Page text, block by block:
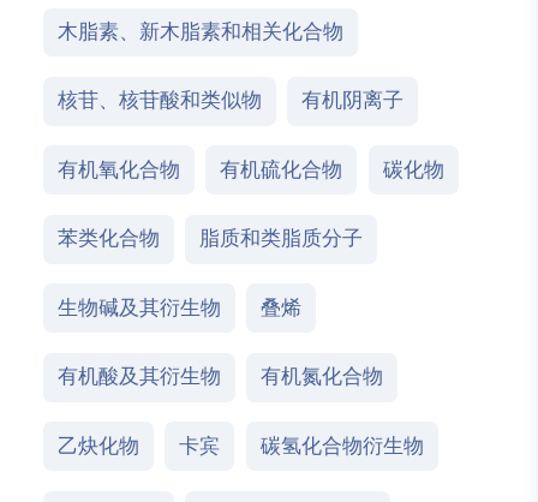
木脂素、新木脂素和相关化合物
核苷、核苷酸和类似物 有机阴离子
有机氧化合物 有机硫化合物 碳化物
苯类化合物 脂质和类脂质分子
生物碱及其衍生物 叠烯
有机酸及其衍生物 有机氮化合物
乙炔化物 卡宾 碳氢化合物衍生物